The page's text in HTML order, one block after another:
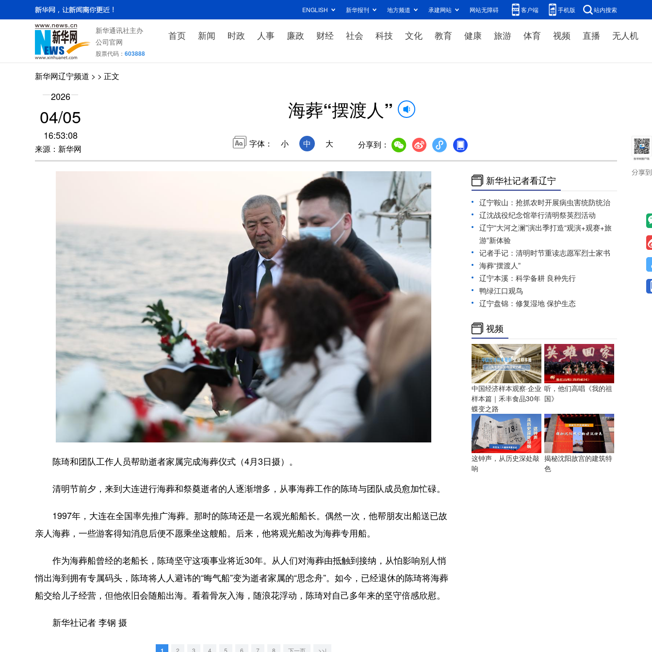
ENGLISH 新华报刊 地方频道 承建网站 网站无障碍 客户端 手机版 站内搜索
新华通讯社主办
公司官网
股票代码： 603888
首页 新闻 时政 人事 廉政 财经 社会 科技 文化 教育 健康 旅游 体育 视频 直播 无人机
新华网辽宁频道 > > 正文
2026
04/05
16:53:08
来源：新华网
海葬“摆渡人”
字体： 小 中 大 分享到：
陈琦和团队工作人员帮助逝者家属完成海葬仪式（4月3日摄）。
清明节前夕，来到大连进行海葬和祭奠逝者的人逐渐增多，从事海葬工作的陈琦与团队成员愈加忙碌。
1997年，大连在全国率先推广海葬。那时的陈琦还是一名观光船船长。偶然一次，他帮朋友出船送已故
亲人海葬，一些游客得知消息后便不愿乘坐这艘船。后来，他将观光船改为海葬专用船。
作为海葬船曾经的老船长，陈琦坚守这项事业将近30年。从人们对海葬由抵触到接纳，从怕影响别人悄
悄出海到拥有专属码头，陈琦将人人避讳的“晦气船”变为逝者家属的“思念舟”。如今，已经退休的陈琦将海葬
船交给儿子经营，但他依旧会随船出海。看着骨灰入海，随浪花浮动，陈琦对自己多年来的坚守倍感欣慰。
新华社记者 李钢 摄
新华社记者看辽宁
辽宁鞍山：抢抓农时开展病虫害统防统治
辽沈战役纪念馆举行清明祭英烈活动
辽宁“大河之澜”演出季打造“观演+观赛+旅
游”新体验
记者手记：清明时节重读志愿军烈士家书
海葬“摆渡人”
辽宁本溪：科学备耕 良种先行
鸭绿江口观鸟
辽宁盘锦：修复湿地 保护生态
视频
中国经济样本观察·企业
样本篇｜禾丰食品30年
蝶变之路
听，他们高唱《我的祖
国》
这钟声，从历史深处敲
响
揭秘沈阳故宫的建筑特
色